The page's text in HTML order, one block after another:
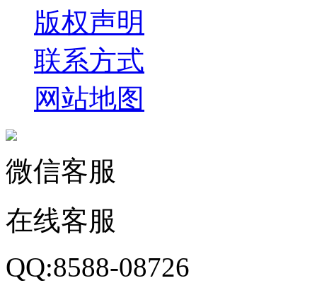
版权声明
联系方式
网站地图
微信客服
在线客服
QQ:8588-08726